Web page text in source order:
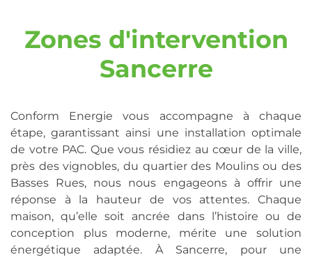
Zones d'intervention
Sancerre
Conform Energie vous accompagne à chaque
étape, garantissant ainsi une installation optimale
de votre PAC. Que vous résidiez au cœur de la ville,
près des vignobles, du quartier des Moulins ou des
Basses Rues, nous nous engageons à offrir une
réponse à la hauteur de vos attentes. Chaque
maison, qu’elle soit ancrée dans l’histoire ou de
conception plus moderne, mérite une solution
énergétique adaptée. À Sancerre, pour une